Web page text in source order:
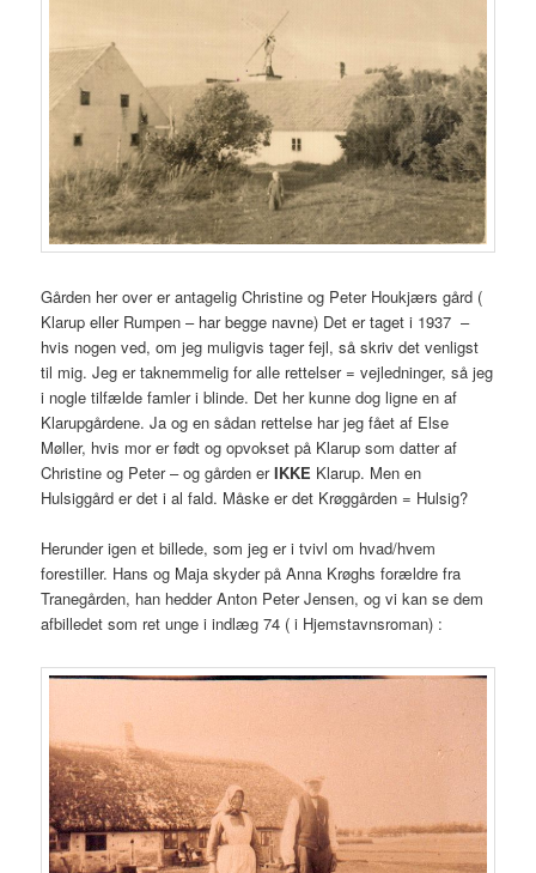
Gården her over er antagelig Christine og Peter Houkjærs gård (
Klarup eller Rumpen – har begge navne) Det er taget i 1937 –
hvis nogen ved, om jeg muligvis tager fejl, så skriv det venligst
til mig. Jeg er taknemmelig for alle rettelser = vejledninger, så jeg
i nogle tilfælde famler i blinde. Det her kunne dog ligne en af
Klarupgårdene. Ja og en sådan rettelse har jeg fået af Else
Møller, hvis mor er født og opvokset på Klarup som datter af
Christine og Peter – og gården erIKKE Klarup. Men en
Hulsiggård er det i al fald. Måske er det Krøggården = Hulsig?
Herunder igen et billede, som jeg er i tvivl om hvad/hvem
forestiller. Hans og Maja skyder på Anna Krøghs forældre fra
Tranegården, han hedder Anton Peter Jensen, og vi kan se dem
afbilledet som ret unge i indlæg 74 ( i Hjemstavnsroman) :